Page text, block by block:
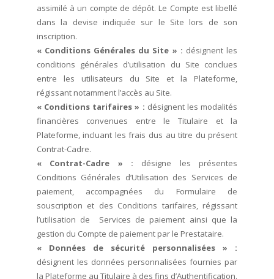
assimilé à un compte de dépôt. Le Compte est libellé
dans la devise indiquée sur le Site lors de son
inscription.
« Conditions Générales du Site » : désignent les
conditions générales d’utilisation du Site conclues
entre les utilisateurs du Site et la Plateforme,
régissant notamment l’accès au Site.
« Conditions tarifaires » : désignent les modalités
financières convenues entre le Titulaire et la
Plateforme, incluant les frais dus au titre du présent
Contrat-Cadre.
« Contrat-Cadre » : désigne les présentes
Conditions Générales d’Utilisation des Services de
paiement, accompagnées du Formulaire de
souscription et des Conditions tarifaires, régissant
l’utilisation de Services de paiement ainsi que la
gestion du Compte de paiement par le Prestataire.
« Données de sécurité personnalisées » :
désignent les données personnalisées fournies par
la Plateforme au Titulaire à des fins d’Authentification.